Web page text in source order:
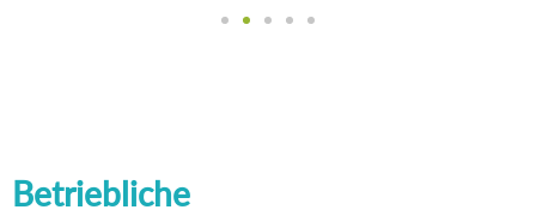
Betriebliche